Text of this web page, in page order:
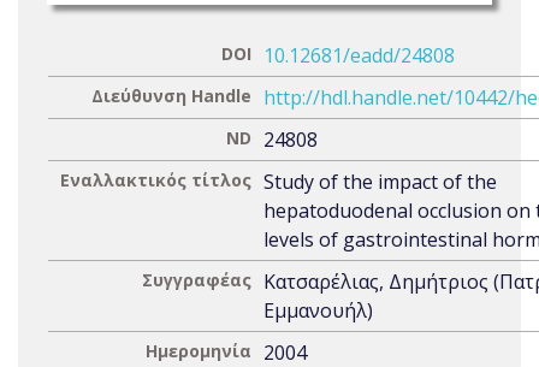
DOI 10.12681/eadd/24808
Διεύθυνση Handle http://hdl.handle.net/10442/
ND 24808
Εναλλακτικός τίτλος Study of the impact of the
hepatoduodenal occlusion on
levels of gastrointestinal
Συγγραφέας Κατσαρέλιας, Δημήτριος
Εμμανουήλ)
Ημερομηνία 2004